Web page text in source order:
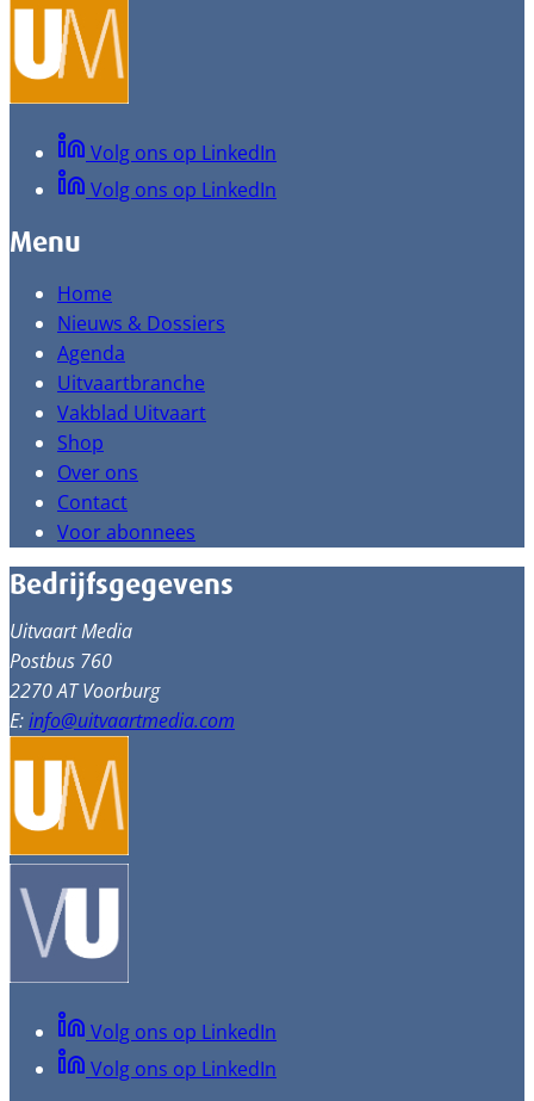
Volg ons op LinkedIn
Volg ons op LinkedIn
Menu
Home
Nieuws & Dossiers
Agenda
Uitvaartbranche
Vakblad Uitvaart
Shop
Over ons
Contact
Voor abonnees
Bedrijfsgegevens
Uitvaart Media
Postbus 760
2270 AT Voorburg
E:info@uitvaartmedia.com
Volg ons op LinkedIn
Volg ons op LinkedIn